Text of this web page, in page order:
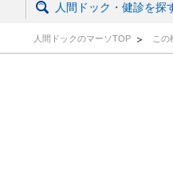
人間ドック・健診を探
人間ドックのマーソTOP この